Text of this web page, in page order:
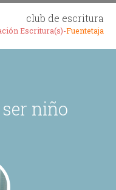
club de escritura
Escritura(s)-Fuentetaja
ser niño